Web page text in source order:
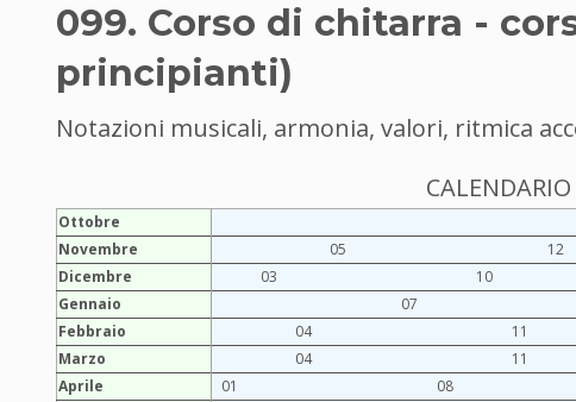
099. Corso di chitarra -
principianti)
Notazioni musicali, armonia, valori, ritmica
Ottobre
Novembre
05 12
Dicembre
03 10
Gennaio
07
Febbraio
04 11
Marzo
04 11
Aprile
01 08